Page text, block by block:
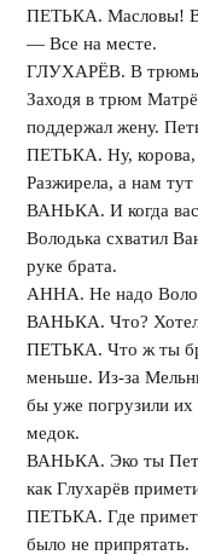
ПЕТЬКА. Масловы!
— Все на месте.
ГЛУХАРЁВ. В трюмы
Заходя в трюм
поддержал жену.
ПЕТЬКА. Ну, корова,
Разжирела, а нам
ВАНЬКА. И когда вас
Володька схватил
руке брата.
АННА. Не надо
ВАНЬКА. Что? Хотел
ПЕТЬКА. Что ж ты
меньше. Из-за
бы уже погрузили
медок.
ВАНЬКА. Эко ты
как Глухарёв
ПЕТЬКА. Где
было не припрятать.